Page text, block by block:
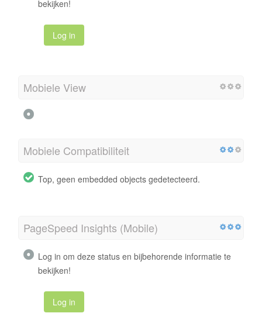
bekijken!
Log in
Mobiele View
Mobiele Compatibiliteit
Top, geen embedded objects gedetecteerd.
PageSpeed Insights (Mobile)
Log in om deze status en bijbehorende informatie te
bekijken!
Log in